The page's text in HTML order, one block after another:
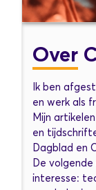
Over
Ik ben
en werk als
Mijn
en
Dagblad en
De
interesse: